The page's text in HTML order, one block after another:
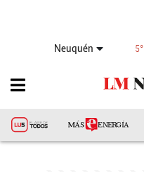
Neuquén 5°